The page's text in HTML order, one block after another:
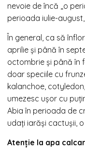
nevoie de încă „o
perioada iulie-
În general, ca să
aprilie și până în
octombrie și până în
doar speciile cu
kalanchoe,
umezesc ușor cu
Abia în perioada de
udați iarăși cactușii,
Atenție la apa